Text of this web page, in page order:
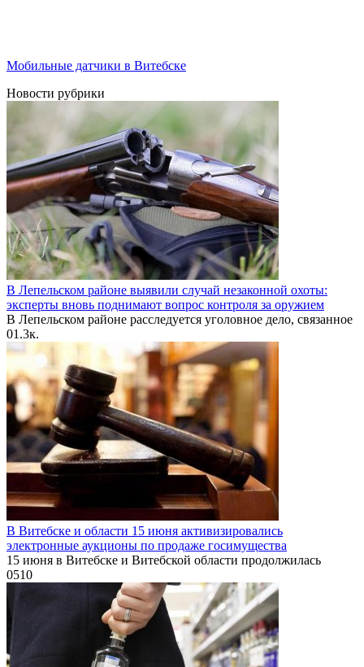
Мобильные датчики в Витебске
Новости рубрики
В Лепельском районе выявили случай незаконной охоты:
эксперты вновь поднимают вопрос контроля за оружием
В Лепельском районе расследуется уголовное дело, связанное
01.3к.
В Витебске и области 15 июня активизировались
электронные аукционы по продаже госимущества
15 июня в Витебске и Витебской области продолжилась
0510